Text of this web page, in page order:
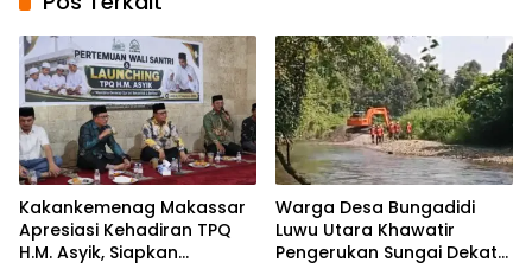
Kakankemenag Makassar
Apresiasi Kehadiran TPQ
H.M. Asyik, Siapkan
Warga Desa Bungadidi
Luwu Utara Khawatir
Pengerukan Sungai Dekat